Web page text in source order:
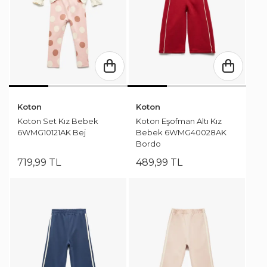
Koton
Koton Set Kız Bebek
6WMG10121AK Bej
719,99 TL
Koton
Koton Eşofman Altı Kız
Bebek 6WMG40028AK
Bordo
489,99 TL